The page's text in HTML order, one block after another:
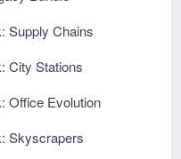
Supply Chains
City Stations
Office Evolution
Skyscrapers